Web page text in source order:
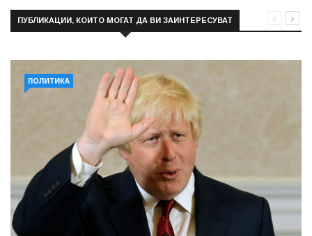
ПУБЛИКАЦИИ, КОИТО МОГАТ ДА ВИ ЗАИНТЕРЕСУВАТ
ПОЛИТИКА